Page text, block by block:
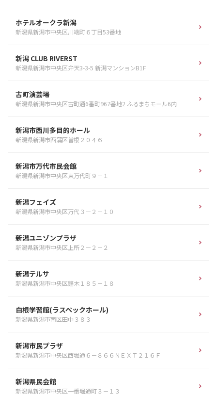
ホテルオークラ新潟
新潟県新潟市中央区川端町６丁目53番地
新潟 CLUB RIVERST
新潟県新潟市中央区弁天3-3-5 新潟マンションB1F
古町演芸場
新潟県新潟市中央区古町通6番町967番地2 ふるまちモール6内
新潟市西川多目的ホール
新潟県新潟市西蒲区曽根２０４６
新潟市万代市民会館
新潟県新潟市中央区東万代町９－１
新潟フェイズ
新潟県新潟市中央区万代３－２－１０
新潟ユニゾンプラザ
新潟県新潟市中央区上所２－２－２
新潟テルサ
新潟県新潟市中央区鐘木１８５－１８
白根学習館(ラスペックホール)
新潟県新潟市南区田中３８３
新潟市民プラザ
新潟県新潟市中央区西堀通６－８６６ＮＥＸＴ２１６Ｆ
新潟県民会館
新潟県新潟市中央区一番堀通町３－１３